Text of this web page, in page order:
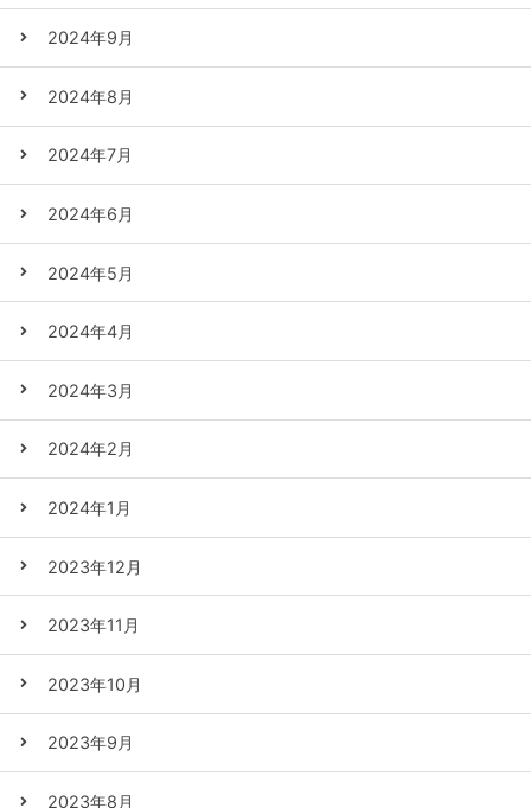
2024年9月
2024年8月
2024年7月
2024年6月
2024年5月
2024年4月
2024年3月
2024年2月
2024年1月
2023年12月
2023年11月
2023年10月
2023年9月
2023年8月